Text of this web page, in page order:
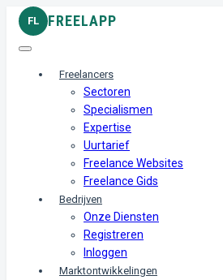
FL FREELAPP
Freelancers
Sectoren
Specialismen
Expertise
Uurtarief
Freelance Websites
Freelance Gids
Bedrijven
Onze Diensten
Registreren
Inloggen
Marktontwikkelingen